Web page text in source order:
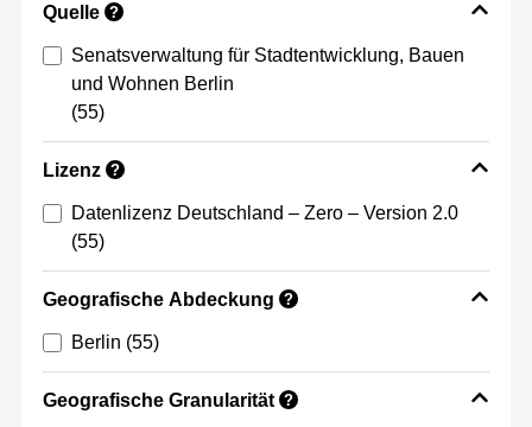
Quelle ?
Senatsverwaltung für Stadtentwicklung, Bauen
und Wohnen Berlin
(55)
Lizenz ?
Datenlizenz Deutschland – Zero – Version 2.0
(55)
Geografische Abdeckung ?
Berlin (55)
Geografische Granularität ?